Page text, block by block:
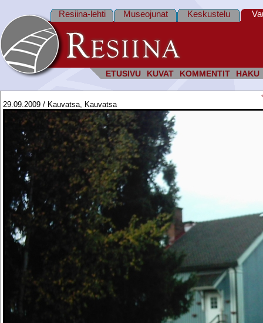
ETUSIVU KUVAT KOMMENTIT HAKU
Resiina-lehti Museojunat Keskustelu
29.09.2009 / Kauvatsa, Kauvatsa